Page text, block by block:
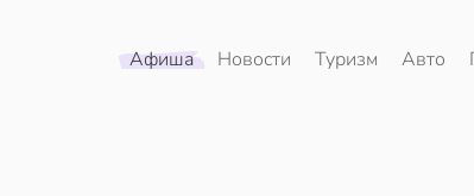
Афиша Новости Туризм Авто